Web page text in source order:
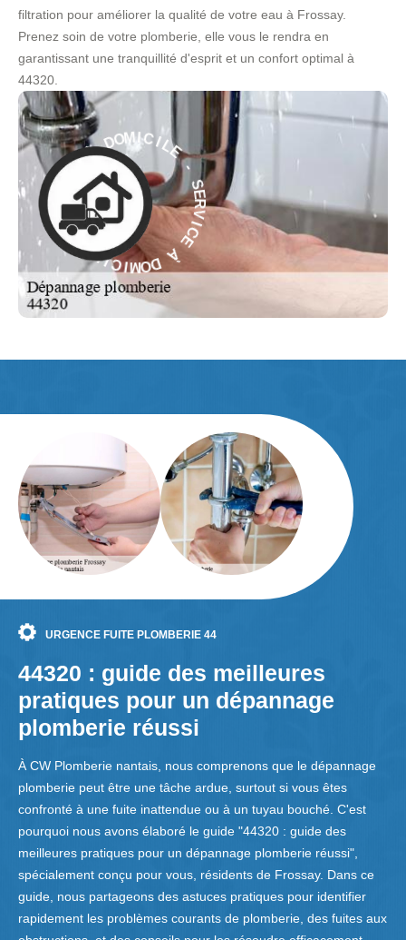
filtration pour améliorer la qualité de votre eau à Frossay.
Prenez soin de votre plomberie, elle vous le rendra en
garantissant une tranquillité d'esprit et un confort optimal à
44320.
S
E
R
V
I
E
DOMICILE -
S
E
R
V
I
C
E
À
D
O
M
I
C
I
L
E
-
URGENCE FUITE PLOMBERIE 44
44320 : guide des meilleures
pratiques pour un dépannage
plomberie réussi
À CW Plomberie nantais, nous comprenons que le dépannage
plomberie peut être une tâche ardue, surtout si vous êtes
confronté à une fuite inattendue ou à un tuyau bouché. C'est
pourquoi nous avons élaboré le guide "44320 : guide des
meilleures pratiques pour un dépannage plomberie réussi",
spécialement conçu pour vous, résidents de Frossay. Dans ce
guide, nous partageons des astuces pratiques pour identifier
rapidement les problèmes courants de plomberie, des fuites aux